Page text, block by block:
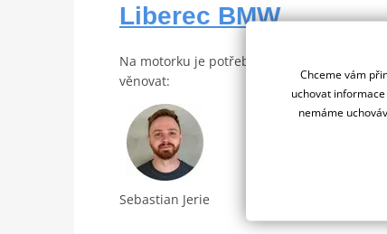
Liberec BMW
Na motorku je potřeba si sednout. Bude se
věnovat:
Sebastian Jerie
Chceme vám
uchovat
nemáme